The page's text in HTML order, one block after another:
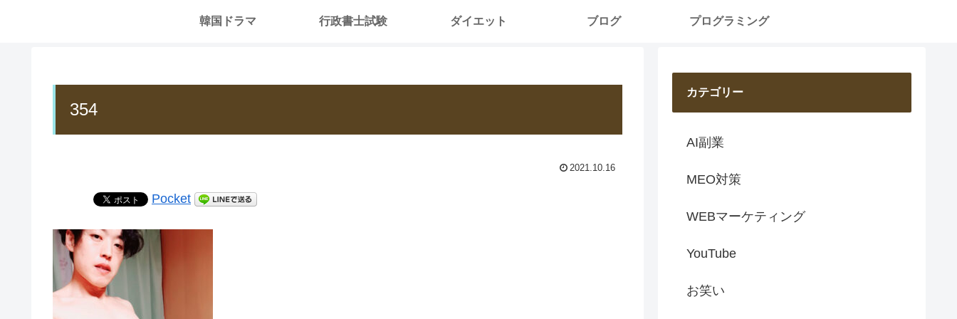
韓国ドラマ 行政書士試験 ダイエット ブログ プログラミング
354
2021.10.16
Pocket
カテゴリー
AI副業
MEO対策
WEBマーケティング
YouTube
お笑い